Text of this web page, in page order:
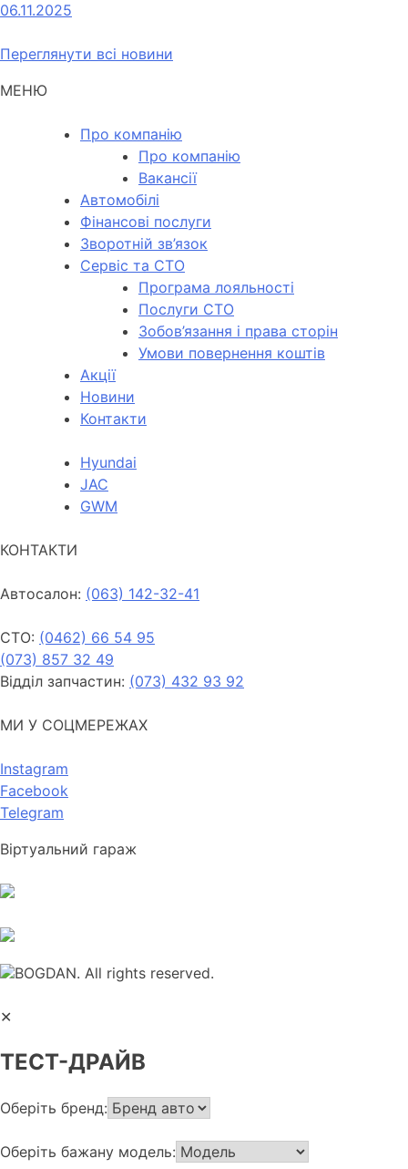
06.11.2025
Переглянути всі новини
МЕНЮ
Про компанію
Про компанію
Вакансії
Автомобілі
Фінансові послуги
Зворотній зв’язок
Cервіс та СТО
Програма лояльності
Послуги СТО
Зобов’язання і права сторін
Умови повернення коштів
Акції
Новини
Контакти
Hyundai
JAC
GWM
КОНТАКТИ
Автосалон: (063) 142-32-41
СТО: (0462) 66 54 95
(073) 857 32 49
Відділ запчастин: (073) 432 93 92
МИ У СОЦМЕРЕЖАХ
Instagram
Facebook
Telegram
Віртуальний гараж
BOGDAN. All rights reserved.
✕
ТЕСТ-ДРАЙВ
Оберіть бренд:
Оберіть бажану модель: